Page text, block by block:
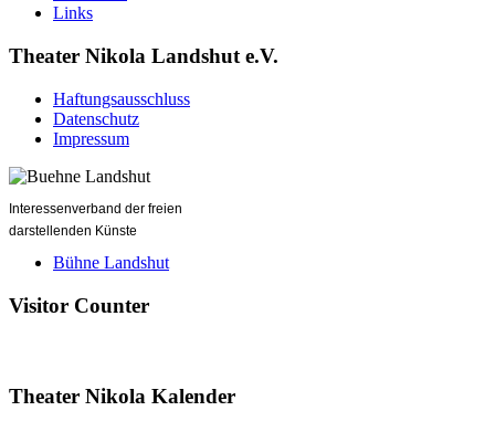
Links
Theater Nikola Landshut e.V.
Haftungsausschluss
Datenschutz
Impressum
Interessenverband der freien
darstellenden Künste
Bühne Landshut
Visitor Counter
Theater Nikola Kalender